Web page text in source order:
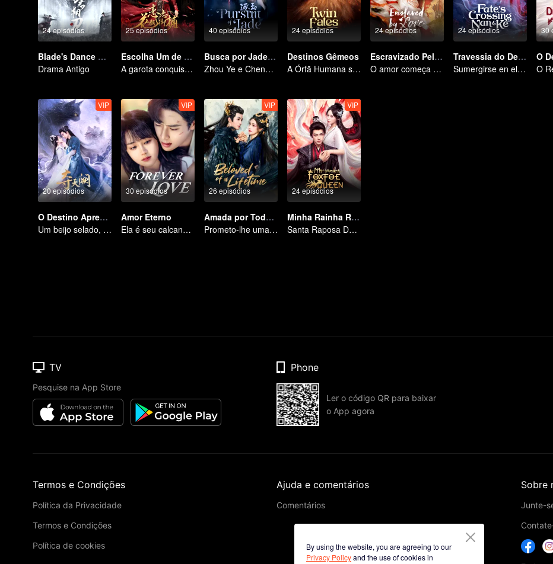
24 episódios
Blade's Dance with You
Drama Antigo
25 episódios
Escolha Um de Quatro
A garota conquistar quatro jovens encantadores
40 episódios
Busca por Jade (Versão em Inglês)
Zhou Ye e Cheng Lei, os jovens generais que protegem o país
24 episódios
Destinos Gêmeos
A Órfã Humana se Oferece para se Ligar à Besta Divina
24 episódios
Escravizado Pelo Amor
O amor começa e termina no palácio
24 episódios
Travessia do Destino Nan & Ke
Sumergirse en el río del olvido para regalarte un sueño
30
20 episódios
VIP
O Destino Apreendido
Um beijo selado, um amor eterno por mil anos
30 episódios
VIP
Amor Eterno
Ela é seu calcanhar de Aquiles e sua armadura
26 episódios
VIP
Amada por Toda a Vida
Prometo-lhe uma vida, e me concede três
24 episódios
VIP
Minha Rainha Raposa
Santa Raposa Demônio Supera o Exorcista
By using the website, you are agreeing to our
Privacy Policyand the use of cookies in
TV
Pesquise na App Store
Phone
Ler o código QR para baixar
o App agora
Termos e Condições
Política da Privacidade
Termos e Condições
Política de cookies
Ajuda e comentários
Comentários
Sobre
Junte-